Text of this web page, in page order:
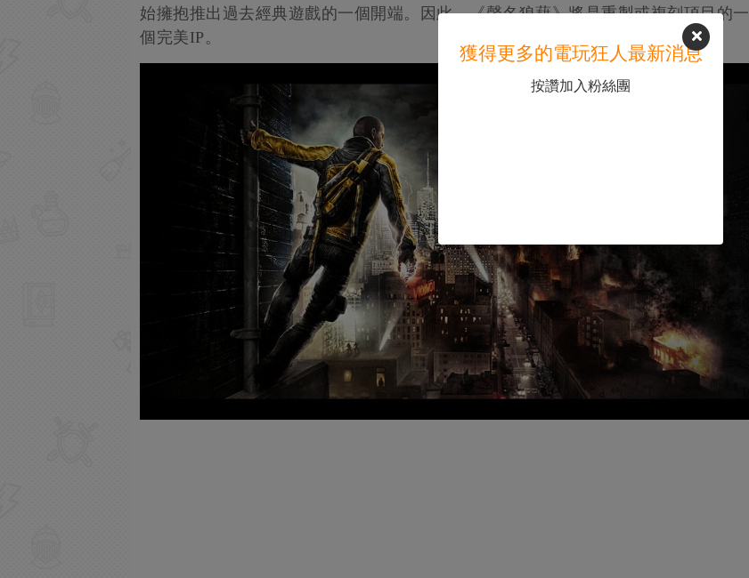
始擁抱推出過去經典遊戲的一個開端。因此，《聲名狼藉》將是重製或複刻項目的一
個完美IP。
獲得更多的電玩狂人最新消息
按讚加入粉絲團